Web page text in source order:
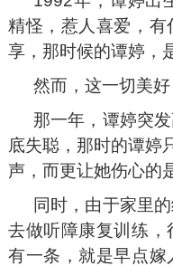
精怪，惹人喜爱，
享，那时候的谭婷，
然而，这一切美好
那一年，谭婷突
底失聪，那时的谭婷
声，而更让她伤心的
同时，由于家里
去做听障康复训练，
有一条，就是早点嫁